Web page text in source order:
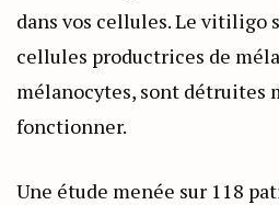
dans vos cellules. Le vitiligo
cellules productrices de
mélanocytes, sont détruites
fonctionner.
Une étude menée sur 118